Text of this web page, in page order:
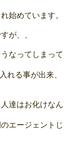
始めています。
が、、
なってしまって
れる事が出来、
達はお化けなん
エージェントじ